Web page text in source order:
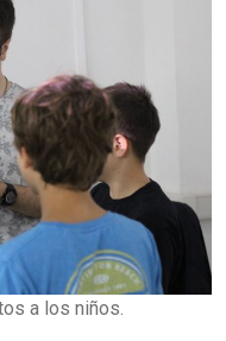
a los niños.